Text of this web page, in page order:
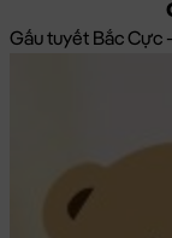
Gấu tuyết Bắc Cực